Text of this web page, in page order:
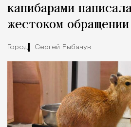
капибарами
жестоком
Город Сергей Рыбачук